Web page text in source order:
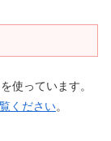
使っています。
ください。